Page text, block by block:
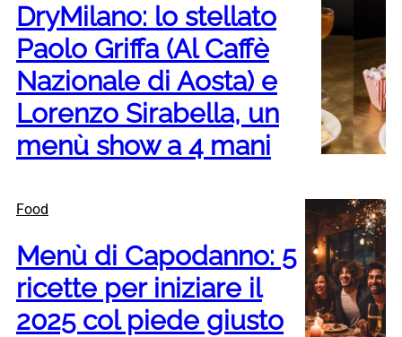
DryMilano: lo stellato
Paolo Griffa (Al Caffè
Nazionale di Aosta) e
Lorenzo Sirabella, un
menù show a 4 mani
Food
Menù di Capodanno: 5
ricette per iniziare il
2025 col piede giusto